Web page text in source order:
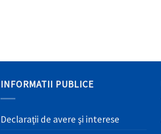
INFORMATII PUBLICE
Declaraţii de avere şi interese